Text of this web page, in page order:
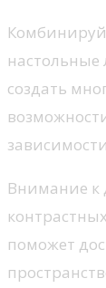
создать
Внимание к
поможет